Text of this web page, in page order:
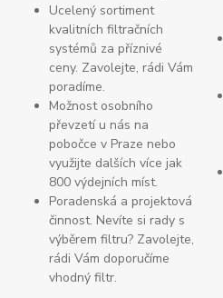
Ucelený sortiment
kvalitních filtračních
systémů za příznivé
ceny. Zavolejte, rádi Vám
poradíme.
Možnost osobního
převzetí u nás na
pobočce v Praze nebo
využijte dalších více jak
800 výdejních míst.
Poradenská a projektová
činnost. Nevíte si rady s
výběrem filtru? Zavolejte,
rádi Vám doporučíme
vhodný filtr.